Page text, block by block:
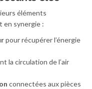
éléments
en synergie :
pour récupérer l’énergie
la circulation de l’air
connectées aux pièces